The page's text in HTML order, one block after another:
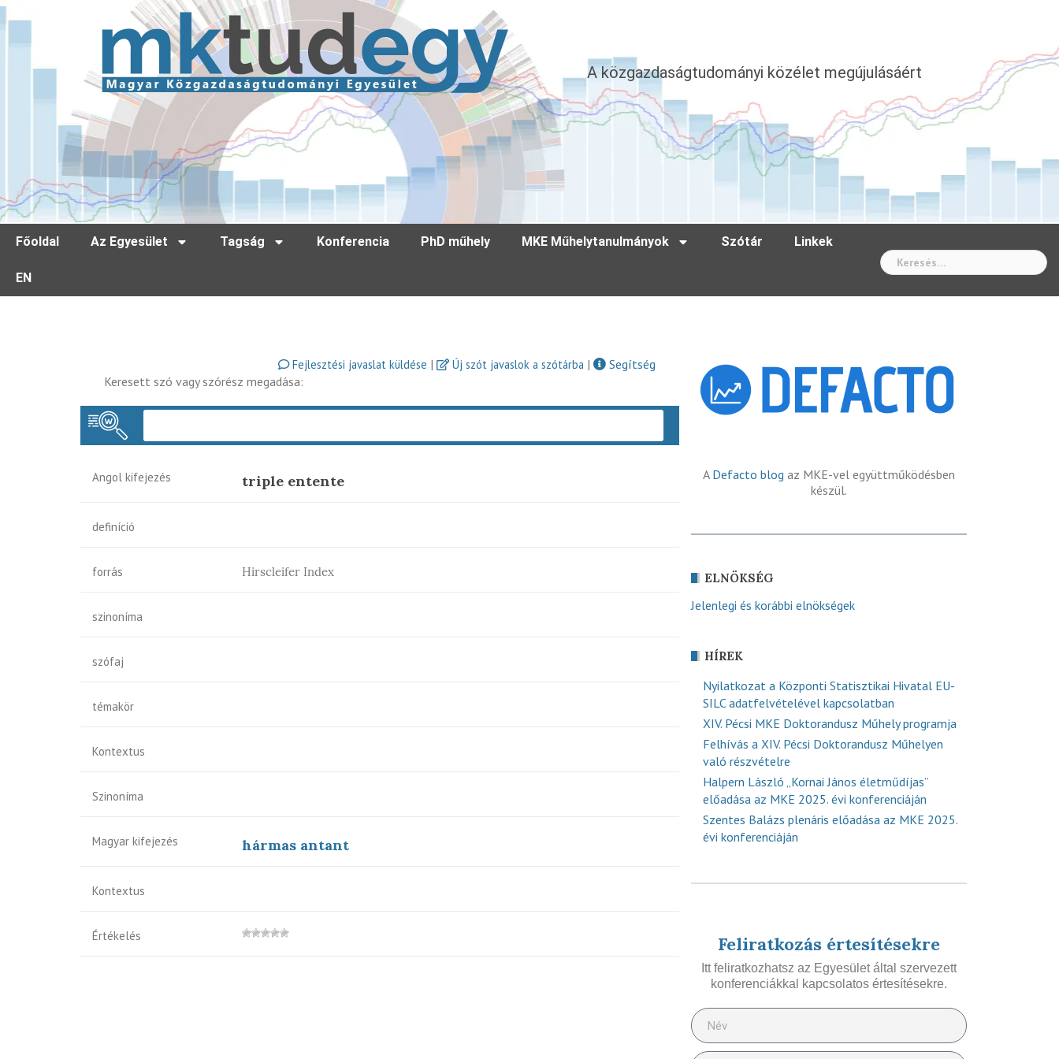
A közgazdaságtudományi közélet megújulásáért
Főoldal Az Egyesület Tagság Konferencia PhD műhely MKE Műhelytanulmányok Szótár Linkek
EN
Fejlesztési javaslat küldése | Új szót javaslok a szótárba |
Segítség
Keresett szó vagy szórész megadása:
Angol kifejezés triple entente
definíció
forrás Hirscleifer Index
szinoníma
szófaj
témakör
Kontextus
Szinoníma
Magyar kifejezés hármas antant
Kontextus
Értékelés
A Defacto blog az MKE-vel együttműködésben
készül.
ELNÖKSÉG
Jelenlegi és korábbi elnökségek
HÍREK
Nyilatkozat a Központi Statisztikai Hivatal EU-
SILC adatfelvételével kapcsolatban
XIV. Pécsi MKE Doktorandusz Műhely programja
Felhívás a XIV. Pécsi Doktorandusz Műhelyen
való részvételre
Halpern László „Kornai János életműdíjas”
előadása az MKE 2025. évi konferenciáján
Szentes Balázs plenáris előadása az MKE 2025.
évi konferenciáján
Feliratkozás értesítésekre
Itt feliratkozhatsz az Egyesület által szervezett
konferenciákkal kapcsolatos értesítésekre.